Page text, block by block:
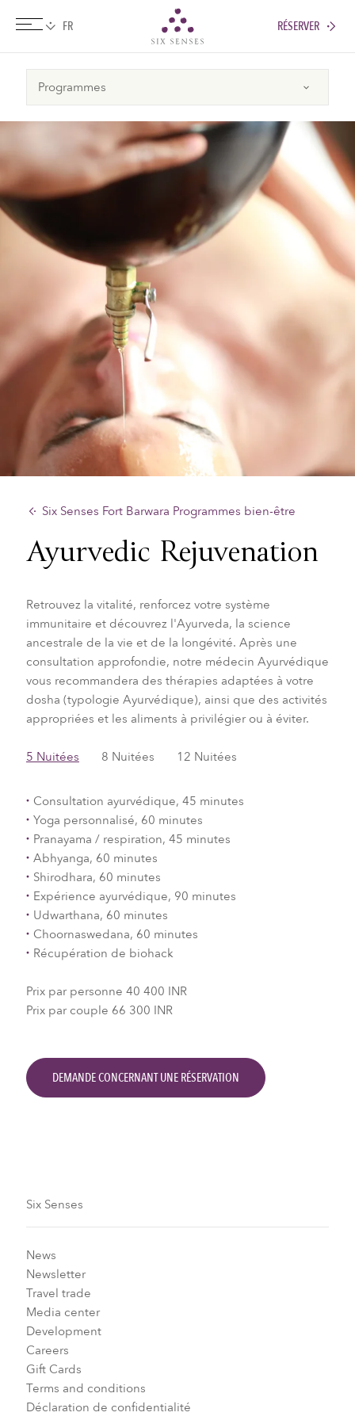
RÉSERVER
Six Senses Fort Barwara Programmes bien-être
Ayurvedic Rejuvenation
Retrouvez la vitalité, renforcez votre système
immunitaire et découvrez l'Ayurveda, la science
ancestrale de la vie et de la longévité. Après une
consultation approfondie, notre médecin Ayurvédique
vous recommandera des thérapies adaptées à votre
dosha (typologie Ayurvédique), ainsi que des activités
appropriées et les aliments à privilégier ou à éviter.
5 Nuitées 8 Nuitées 12 Nuitées
Consultation ayurvédique, 45 minutes
Yoga personnalisé, 60 minutes
Pranayama / respiration, 45 minutes
Abhyanga, 60 minutes
Shirodhara, 60 minutes
Expérience ayurvédique, 90 minutes
Udwarthana, 60 minutes
Choornaswedana, 60 minutes
Récupération de biohack
Prix par personne 40 400 INR
Prix par couple 66 300 INR
DEMANDE CONCERNANT UNE RÉSERVATION
Six Senses
News
Newsletter
Travel trade
Media center
Development
Careers
Gift Cards
Terms and conditions
Déclaration de confidentialité